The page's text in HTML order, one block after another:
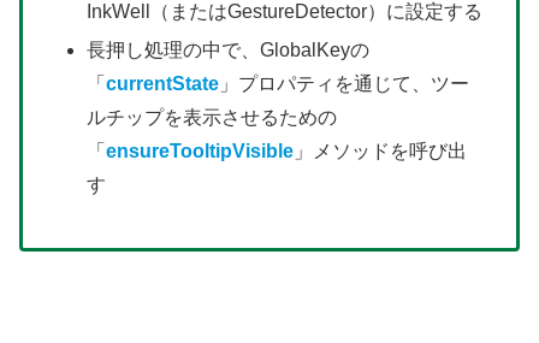
InkWell（またはGestureDetector）に設定する
長押し処理の中で、GlobalKeyの
「currentState 」プロパティを通じて、ツー
ルチップを表示させるための
「ensureTooltipVisible 」メソッドを呼び出
す